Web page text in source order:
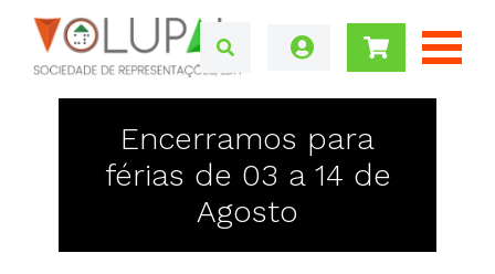
Encerramos para
férias de 03 a 14 de
Agosto